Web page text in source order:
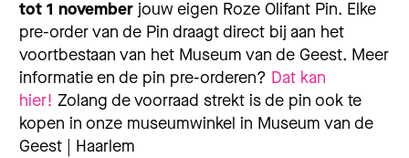
tot 1 november jouw eigen Roze Olifant Pin. Elke
pre-order van de Pin draagt direct bij aan het
voortbestaan van het Museum van de Geest. Meer
informatie en de pin pre-orderen? Dat kan
hier! Zolang de voorraad strekt is de pin ook te
kopen in onze museumwinkel in Museum van de
Geest | Haarlem